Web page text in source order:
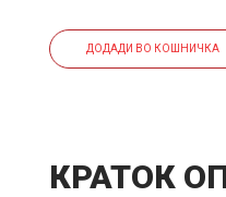
ДОДАДИ ВО КОШНИЧКА
КРАТОК